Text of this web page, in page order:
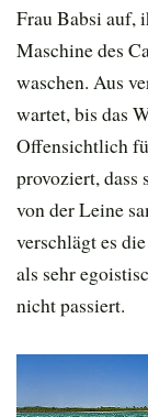
Frau Babsi auf,
Maschine des
waschen. Aus
wartet, bis das
Offensichtlich
provoziert, dass
von der Leine
verschlägt es
als sehr
nicht passiert.